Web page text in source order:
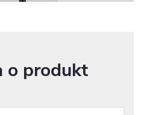
o produkt